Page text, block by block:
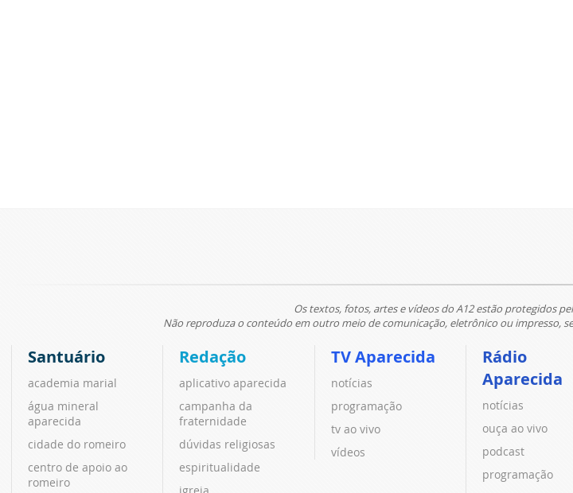
Os textos, fotos, artes e vídeos do A12 estão protegidos
Não reproduza o conteúdo em outro meio de comunicação, eletrônico ou impresso,
Santuário
academia marial
água mineral
aparecida
cidade do romeiro
centro de apoio ao
romeiro
Redação
aplicativo aparecida
campanha da
fraternidade
dúvidas religiosas
espiritualidade
igreja
TV Aparecida
notícias
programação
tv ao vivo
vídeos
Rádio
Aparecida
notícias
ouça ao vivo
podcast
programação